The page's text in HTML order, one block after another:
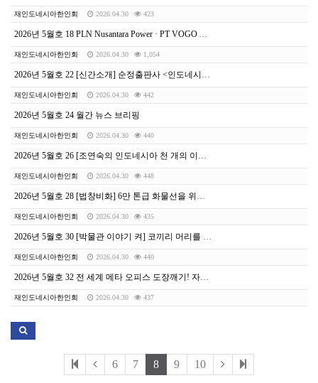
재인도네시아한인회 2026.04.30 423
2026년 5월호 18 PLN Nusantara Power · PT VOGO ARSTROMA, 탄소 포집 기술 협력MOU 체결, 인도네시아 에너지 전환 새 이정표
재인도네시아한인회 2026.04.30 1,054
2026년 5월호 22 [신간소개] 순정출판사 <인도네시아 비즈니스의 새로운 지침서>
재인도네시아한인회 2026.04.30 442
2026년 5월호 24 월간 뉴스 브리핑
재인도네시아한인회 2026.04.30 440
2026년 5월호 26 [조연숙의 인도네시아 천 개의 이야기] 인사말이라는 이름의 작은 우주
재인도네시아한인회 2026.04.30 448
2026년 5월호 28 [법창비화] 6만 톤급 화물선을 위해 희생양이 된 선장 | 이승민 변호사
재인도네시아한인회 2026.04.30 435
2026년 5월호 30 [박물관 이야기 켜] 코끼리 머리를 한 신, 모든 문을 열어주다 | 양범은 도슨트
재인도네시아한인회 2026.04.30 440
2026년 5월호 32 전 세계 메타 오피스 도장깨기! 자카르타를 접수한 한복 선비 김사다함
재인도네시아한인회 2026.04.30 437
6 7 8 9 10